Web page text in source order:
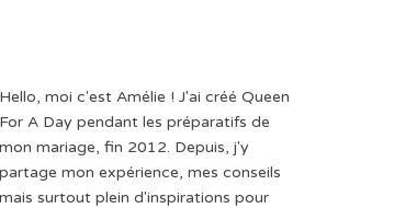
Hello, moi c'est Amélie ! J'ai créé Queen
For A Day pendant les préparatifs de
mon mariage, fin 2012. Depuis, j'y
partage mon expérience, mes conseils
mais surtout plein d'inspirations pour